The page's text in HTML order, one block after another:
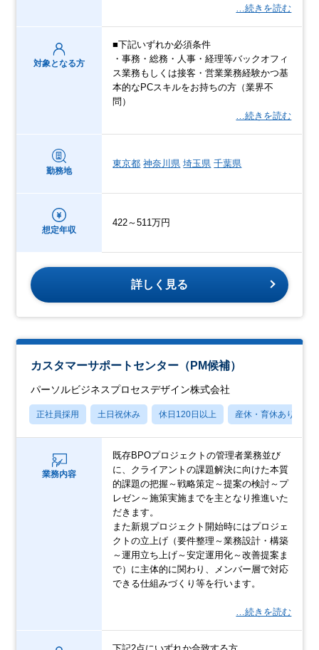
…続きを読む
対象となる方
■下記いずれか必須条件
・事務・総務・人事・経理等バックオフィ
ス業務もしくは接客・営業業務経験かつ基
本的なPCスキルをお持ちの方（業界不
問）
…続きを読む
勤務地
東京都 神奈川県 埼玉県 千葉県
想定年収
422～511万円
詳しく見る
カスタマーサポートセンター（PM候補）
パーソルビジネスプロセスデザイン株式会社
正社員採用 土日祝休み 休日120日以上 産休・育休あり
業務内容
既存BPOプロジェクトの管理者業務並び
に、クライアントの課題解決に向けた本質
的課題の把握～戦略策定～提案の検討～プ
レゼン～施策実施までを主となり推進いた
だきます。
また新規プロジェクト開始時にはプロジェ
クトの立上げ（要件整理～業務設計・構築
～運用立ち上げ～安定運用化～改善提案ま
で）に主体的に関わり、メンバー層で対応
できる仕組みづくり等を行います。
…続きを読む